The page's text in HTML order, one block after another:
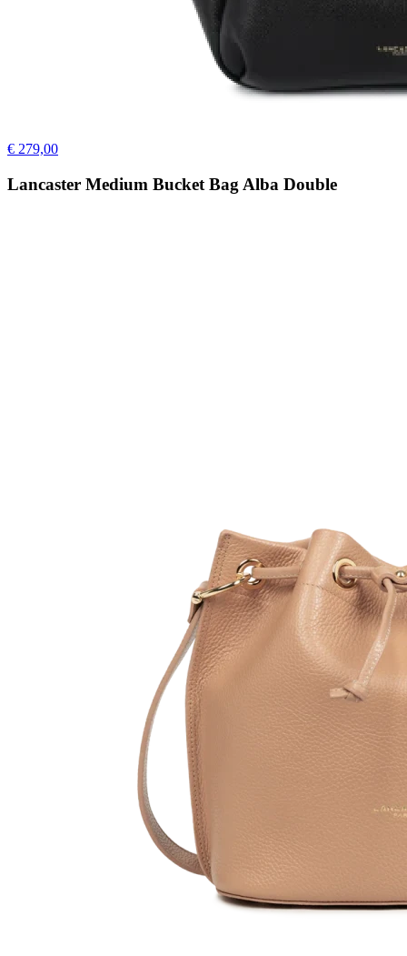
€ 279,00
Lancaster Medium Bucket Bag Alba Double